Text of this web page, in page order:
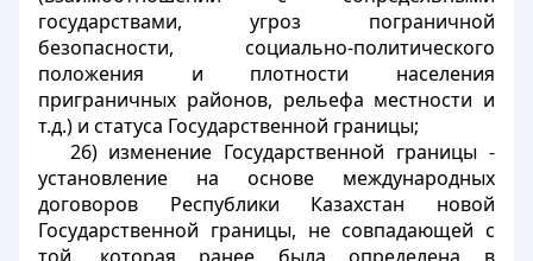
государствами, угроз пограничной
безопасности, социально-политического
положения и плотности населения
приграничных районов, рельефа местности и
т.д.) и статуса Государственной границы;
26) изменение Государственной границы -
установление на основе международных
договоров Республики Казахстан новой
Государственной границы, не совпадающей с